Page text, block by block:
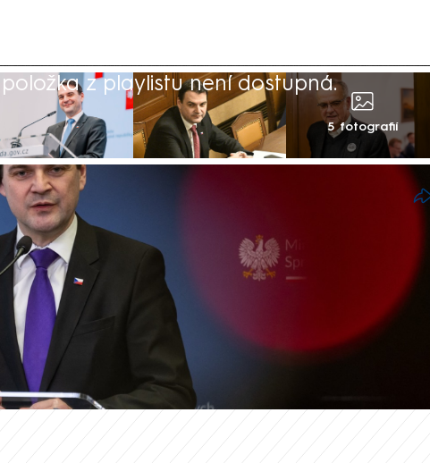
z playlistu není dostupná.
5 fotografií
ministra zahraničí Petra Macinky (Motoristé)
Hillary Clintonovou na sociální síti X reagoval
Miroslav Kalousek. Nepamatuje si, že by kdy
českého ministra zahraničí. Svůj názor
spravedlnosti Pavel Blažek. Macinku